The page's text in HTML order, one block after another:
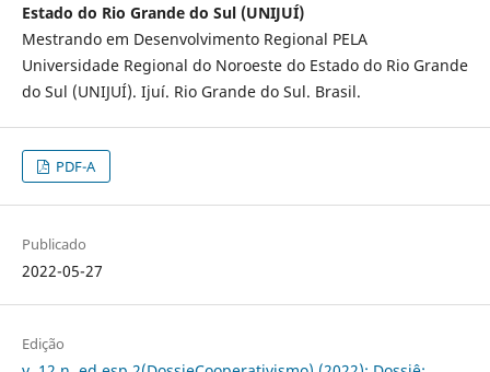
Estado do Rio Grande do Sul (UNIJUÍ)
Mestrando em Desenvolvimento Regional PELA
Universidade Regional do Noroeste do Estado do Rio Grande
do Sul (UNIJUÍ). Ijuí. Rio Grande do Sul. Brasil.
PDF-A
Publicado
2022-05-27
Edição